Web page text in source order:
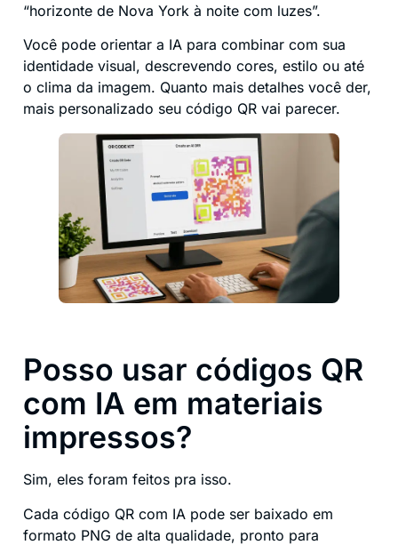
“horizonte de Nova York à noite com luzes”.
Você pode orientar a IA para combinar com sua
identidade visual, descrevendo cores, estilo ou até
o clima da imagem. Quanto mais detalhes você der,
mais personalizado seu código QR vai parecer.
Posso usar códigos QR
com IA em materiais
impressos?
Sim, eles foram feitos pra isso.
Cada código QR com IA pode ser baixado em
formato PNG de alta qualidade, pronto para